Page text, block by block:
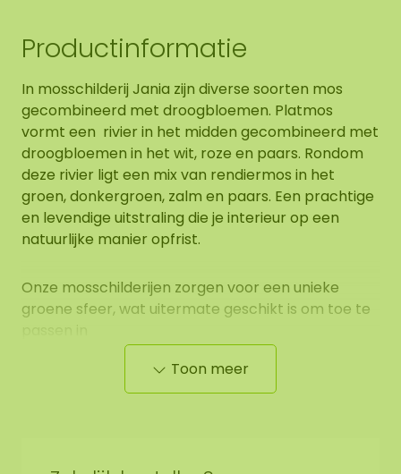
Productinformatie
In mosschilderij Jania zijn diverse soorten mos
gecombineerd met droogbloemen. Platmos
vormt een rivier in het midden gecombineerd met
droogbloemen in het wit, roze en paars. Rondom
deze rivier ligt een mix van rendiermos in het
groen, donkergroen, zalm en paars. Een prachtige
en levendige uitstraling die je interieur op een
natuurlijke manier opfrist.
Onze mosschilderijen zorgen voor een unieke
groene sfeer, wat uitermate geschikt is om toe te
(leef)keukens/ontvangstruimtes/kantoorruimtes/
of boven de bank bij u thuis.
Toon meer